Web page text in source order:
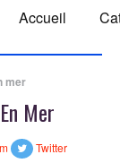
Accueil
mer
Mer
Twitter